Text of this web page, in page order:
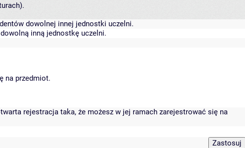
dowolnej innej jednostki uczelni.
inną jednostkę uczelni.
na przedmiot.
rejestracja taka, że możesz w jej ramach zarejestrować się na